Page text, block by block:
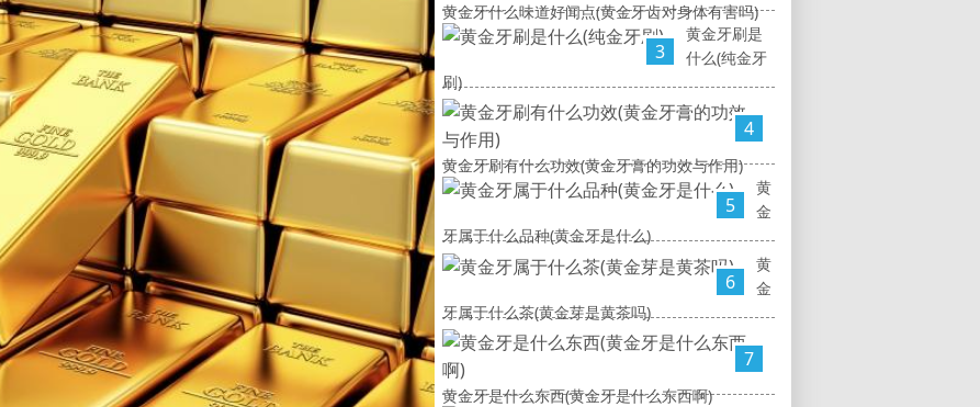
黄金牙什么味道好闻点(黄金牙齿对身体有害吗)
3
黄金牙刷是
什么(纯金牙
刷)
4
黄金牙刷有什么功效(黄金牙膏的功效与作用)
5
黄
金
牙属于什么品种(黄金牙是什么)
6
黄
金
牙属于什么茶(黄金芽是黄茶吗)
7
黄金牙是什么东西(黄金牙是什么东西啊)